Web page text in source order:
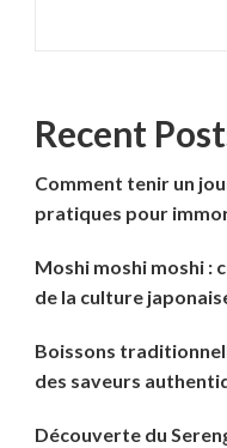
Recent
Comment tenir un
pratiques pour
Moshi moshi moshi :
de la culture
Boissons
des saveurs
Découverte du